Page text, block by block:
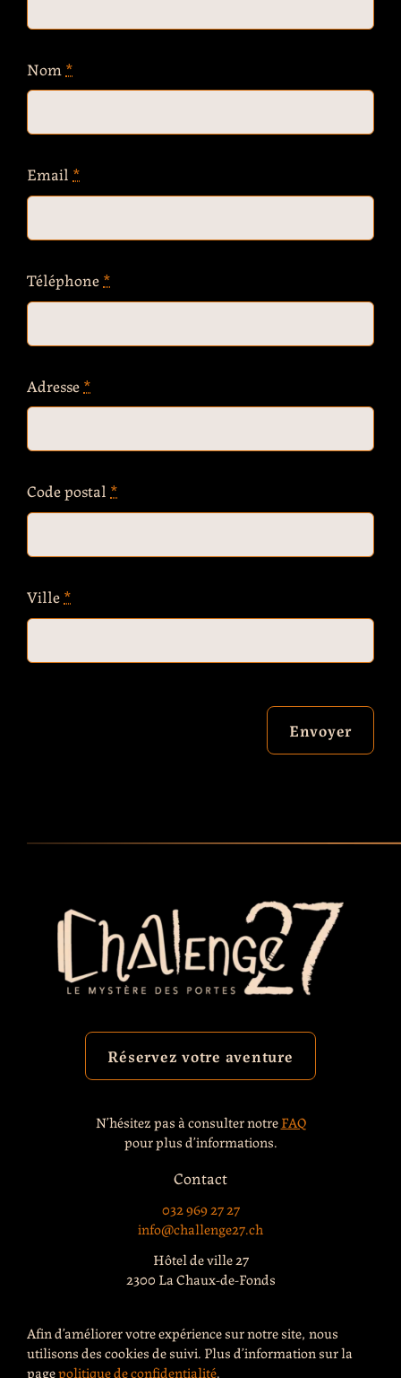
Nom *
Email *
Téléphone*
Adresse*
Code postal *
Ville*
Envoyer
Réservez votre aventure
N’hésitez pas à consulter notreFAQ
pour plus d’informations.
Contact
032 969 27 27
info@challenge27.ch
Hôtel de ville 27
2300 La Chaux-de-Fonds
Afin d’améliorer votre expérience sur notre site, nous
utilisons des cookies de suivi. Plus d’information sur la
pagepolitique de confidentialité.